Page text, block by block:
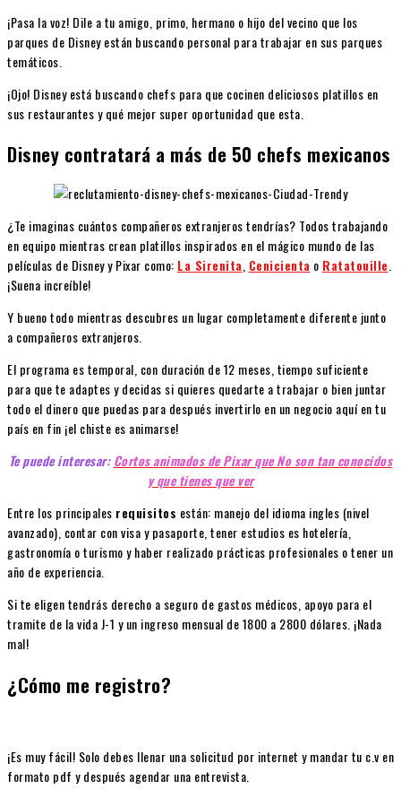
¡Pasa la voz! Dile a tu amigo, primo, hermano o hijo del vecino que los
parques de Disney están buscando personal para trabajar en sus parques
temáticos.
¡Ojo! Disney está buscando chefs para que cocinen deliciosos platillos en
sus restaurantes y qué mejor super oportunidad que esta.
Disney contratará a más de 50 chefs mexicanos
¿Te imaginas cuántos compañeros extranjeros tendrías? Todos trabajando
en equipo mientras crean platillos inspirados en el mágico mundo de las
películas de Disney y Pixar como: La Sirenita, Cenicienta o Ratatouille.
¡Suena increíble!
Y bueno todo mientras descubres un lugar completamente diferente junto
a compañeros extranjeros.
El programa es temporal, con duración de 12 meses, tiempo suficiente
para que te adaptes y decidas si quieres quedarte a trabajar o bien juntar
todo el dinero que puedas para después invertirlo en un negocio aquí en tu
país en fin ¡el chiste es animarse!
Te puede interesar:Cortos animados de Pixar que No son tan conocidos
y que tienes que ver
Entre los principales requisitos están: manejo del idioma ingles (nivel
avanzado), contar con visa y pasaporte, tener estudios es hotelería,
gastronomía o turismo y haber realizado prácticas profesionales o tener un
año de experiencia.
Si te eligen tendrás derecho a seguro de gastos médicos, apoyo para el
tramite de la vida J-1 y un ingreso mensual de 1800 a 2800 dólares. ¡Nada
mal!
¿Cómo me registro?
¡Es muy fácil! Solo debes llenar una solicitud por internet y mandar tu c.v en
formato pdf y después agendar una entrevista.